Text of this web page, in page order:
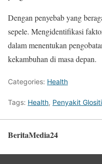
Dengan penyebab yang
sepele. Mengidentifikasi
dalam menentukan
kekambuhan di masa depan.
Categories: Health
Tags: Health, Penyakit
BeritaMedia24